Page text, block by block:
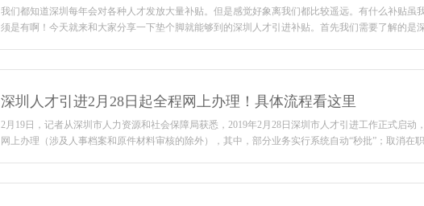
我们都知道深圳每年会对各种人才发放大量补贴。但是感觉好象离我们都比较遥远。有什么补贴虽
须是有啊！今天就来和大家分享一下垫个脚就能够到的深圳人才引进补贴。首先我们需要了解的是
深圳人才引进2月28日起全程网上办理！具体流程看这里
2月19日，记者从深圳市人力资源和社会保障局获悉，2019年2月28日深圳市人才引进工作正式启动
网上办理（涉及人事档案和原件材料审核的除外），其中，部分业务实行系统自动“秒批”；取消在